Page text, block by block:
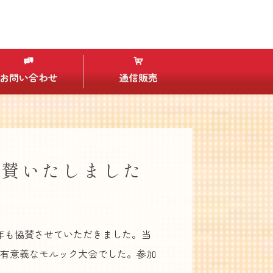
問い合わせ 通信販売
いたしました
協賛させていただきました。当
意義なモルック大会でした。参加